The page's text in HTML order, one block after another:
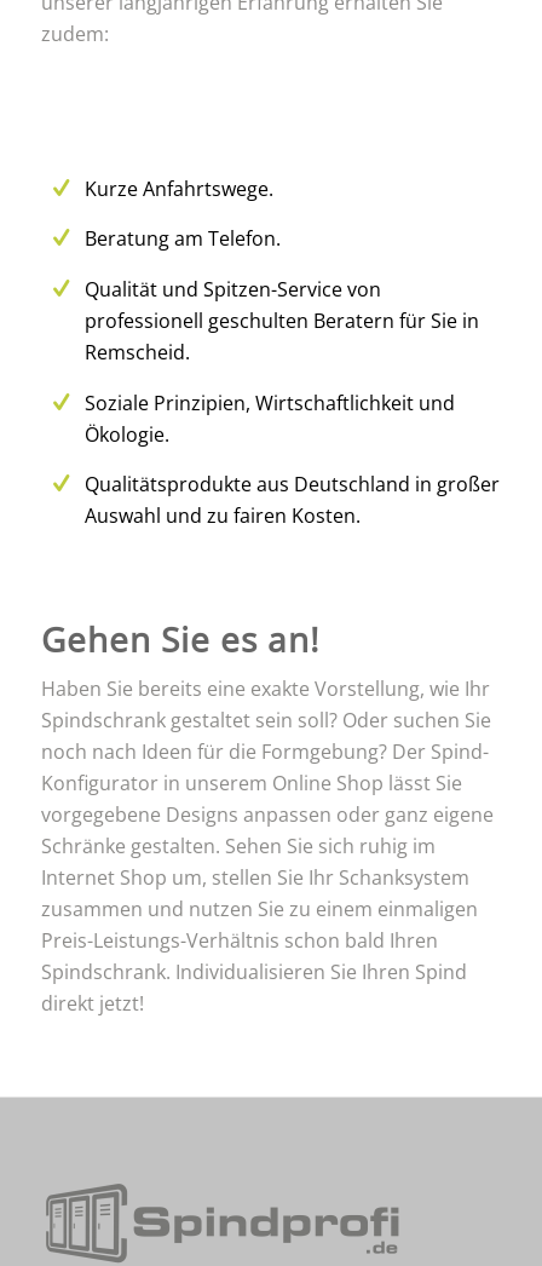
zudem:
Kurze Anfahrtswege.
Beratung am Telefon.
Qualität und Spitzen-Service von
professionell geschulten Beratern für Sie in
Remscheid.
Soziale Prinzipien, Wirtschaftlichkeit und
Ökologie.
Qualitätsprodukte aus Deutschland in großer
Auswahl und zu fairen Kosten.
Gehen Sie es an!
Haben Sie bereits eine exakte Vorstellung, wie Ihr
Spindschrank gestaltet sein soll? Oder suchen Sie
noch nach Ideen für die Formgebung? Der Spind-
Konfigurator in unserem Online Shop lässt Sie
vorgegebene Designs anpassen oder ganz eigene
Schränke gestalten. Sehen Sie sich ruhig im
Internet Shop um, stellen Sie Ihr Schanksystem
zusammen und nutzen Sie zu einem einmaligen
Preis-Leistungs-Verhältnis schon bald Ihren
Spindschrank. Individualisieren Sie Ihren Spind
direkt jetzt!